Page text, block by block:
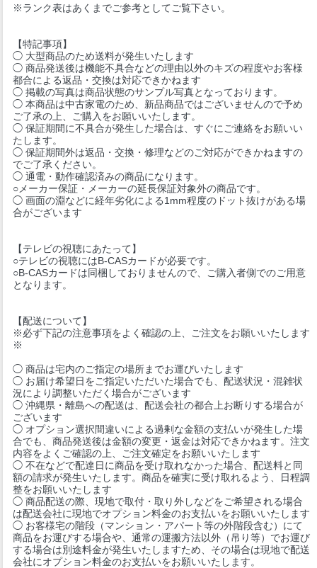
※ランク表はあくまでご参考としてご覧下さい。
【特記事項】
◯ 大型商品のため送料が発生いたします
◯ 商品発送後は機能不具合などの理由以外のキズの程度やお客様
都合による返品・交換は対応できかねます
◯ 掲載の写真は商品状態のサンプル写真となっております。
◯ 本商品は中古家電のため、新品商品ではございませんので予め
ご了承の上、ご購入をお願いいたします。
◯ 保証期間に不具合が発生した場合は、すぐにご連絡をお願いい
たします。
◯ 保証期間外は返品・交換・修理などのご対応ができかねますの
でご了承ください。
◯ 通電・動作確認済みの商品になります。
○メーカー保証・メーカーの延長保証対象外の商品です。
◯ 画面の淵などに経年劣化による1mm程度のドット抜けがある場
合がございます
【テレビの視聴にあたって】
○テレビの視聴にはB-CASカードが必要です。
○B-CASカードは同梱しておりませんので、ご購入者側でのご用意
となります。
【配送について】
※必ず下記の注意事項をよく確認の上、ご注文をお願いいたします
※
◯ 商品は宅内のご指定の場所までお運びいたします
◯ お届け希望日をご指定いただいた場合でも、配送状況・混雑状
況により調整いただく場合がございます
◯ 沖縄県・離島への配送は、配送会社の都合上お断りする場合が
ございます
◯ オプション選択間違いによる過剰な金額の支払いが発生した場
合でも、商品発送後は金額の変更・返金は対応できかねます。注文
内容をよくご確認の上、ご注文確定をお願いいたします
◯ 不在などで配達日に商品を受け取れなかった場合、配送料と同
額の請求が発生いたします。商品を確実に受け取れるよう、日程調
整をお願いいたします
◯ 商品配送の際、現地で取付・取り外しなどをご希望される場合
は配送会社に現地でオプション料金のお支払いをお願いいたします
◯ お客様宅の階段（マンション・アパート等の外階段含む）にて
商品をお運びする場合や、通常の運搬方法以外（吊り等）でお運び
する場合は別途料金が発生いたしますため、その場合は現地で配送
会社にオプション料金のお支払いをお願いいたします。